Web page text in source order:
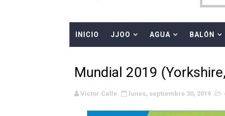
Canadá Open 2026
Canadian Elite Basketball
INICIO JJOO AGUA BALÓN
Mundial 2019
Víctor Calle lunes, septiembre 30, 2019